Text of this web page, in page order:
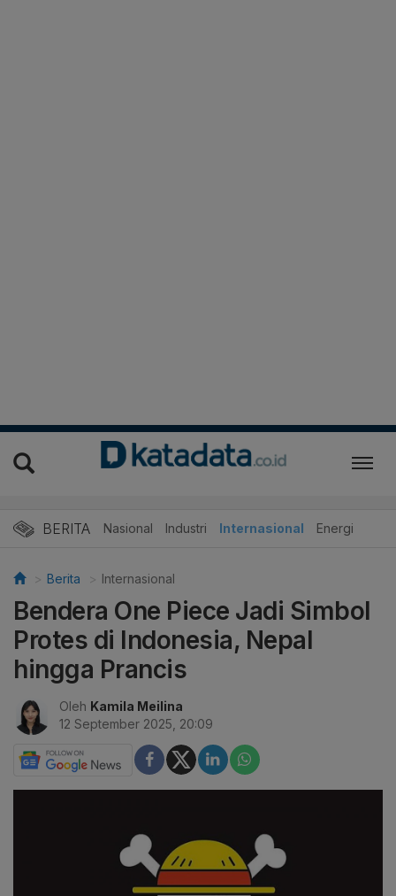
BERITA Nasional Industri Internasional Energi
Berita Internasional
Bendera One Piece Jadi Simbol
Protes di Indonesia, Nepal
hingga Prancis
Oleh Kamila Meilina
12 September 2025, 20:09